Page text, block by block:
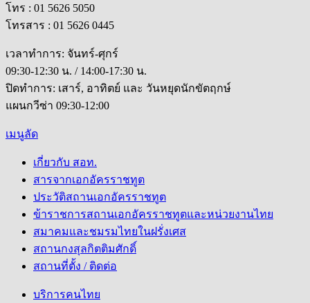
โทร : 01 5626 5050
โทรสาร : 01 5626 0445
เวลาทำการ: จันทร์-ศุกร์
09:30-12:30 น. / 14:00-17:30 น.
ปิดทำการ: เสาร์, อาทิตย์ และ วันหยุดนักขัตฤกษ์
แผนกวีซ่า 09:30-12:00
เมนูลัด
เกี่ยวกับ สอท.
สารจากเอกอัครราชทูต
ประวัติสถานเอกอัครราชทูต
ข้าราชการสถานเอกอัครราชทูตและหน่วยงานไทย
สมาคมและชมรมไทยในฝรั่งเศส
สถานกงสุลกิตติมศักดิ์
สถานที่ตั้ง / ติดต่อ
บริการคนไทย